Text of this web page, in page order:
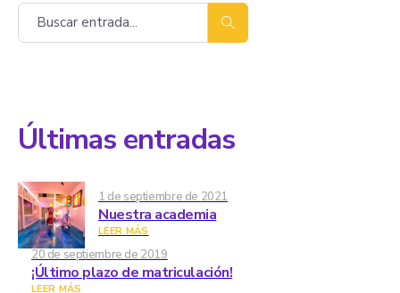
Buscar
Últimas entradas
1 de septiembre de 2021
Nuestra academia
LEER MÁS
20 de septiembre de 2019
¡Último plazo de matriculación!
LEER MÁS